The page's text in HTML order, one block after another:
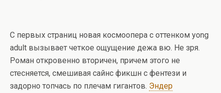
С первых страниц новая космоопера с оттенком yong
adult вызывает четкое ощущение дежа вю. Не зря.
Роман откровенно вторичен, причем этого не
стесняется, смешивая сайнс фикшн с фентези и
задорно топчась по плечам гигантов. Эндер